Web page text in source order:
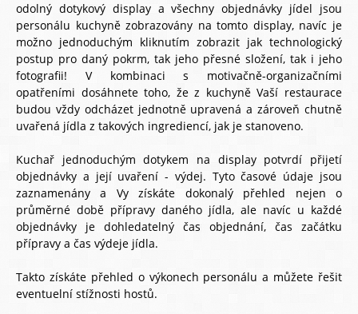
odolný dotykový display a všechny objednávky jídel jsou
personálu kuchyně zobrazovány na tomto display, navíc je
možno jednoduchým kliknutím zobrazit jak technologický
postup pro daný pokrm, tak jeho přesné složení, tak i jeho
fotografii! V kombinaci s motivačně-organizačními
opatřeními dosáhnete toho, že z kuchyně Vaší restaurace
budou vždy odcházet jednotně upravená a zároveň chutně
uvařená jídla z takových ingrediencí, jak je stanoveno.
Kuchař jednoduchým dotykem na display potvrdí přijetí
objednávky a její uvaření - výdej. Tyto časové údaje jsou
zaznamenány a Vy získáte dokonalý přehled nejen o
průměrné době přípravy daného jídla, ale navíc u každé
objednávky je dohledatelný čas objednání, čas začátku
přípravy a čas výdeje jídla.
Takto získáte přehled o výkonech personálu a můžete řešit
eventuelní stížnosti hostů.